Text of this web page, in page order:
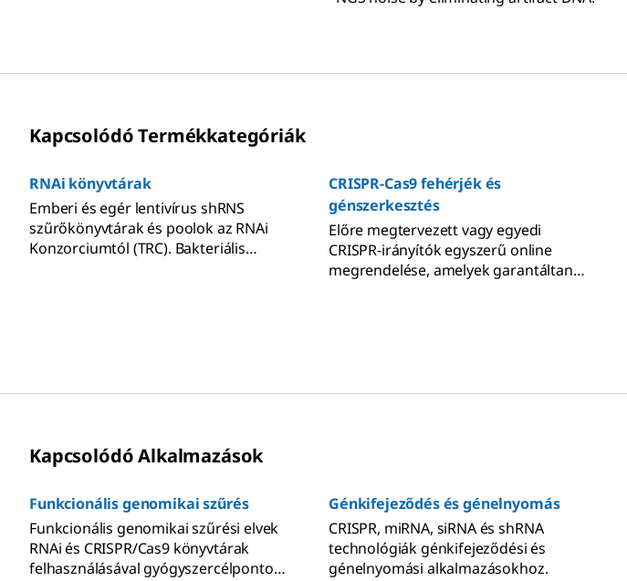
Kapcsolódó Termékkategóriák
RNAi könyvtárak
Emberi és egér lentivírus shRNS
szűrőkönyvtárak és poolok az RNAi
Konzorciumtól (TRC). Bakteriális
CRISPR-Cas9 fehérjék és
génszerkesztés
Előre megtervezett vagy egyedi
CRISPR-irányítók egyszerű online
megrendelése, amelyek garantáltan
lentivírusok széles körű
Kapcsolódó Alkalmazások
Funkcionális genomikai szűrés
Funkcionális genomikai szűrési elvek
RNAi és CRISPR/Cas9 könyvtárak
felhasználásával gyógyszercélpontok
Génkifejeződés és génelnyomás
CRISPR, miRNA, siRNA és shRNA
technológiák génkifejeződési és
génelnyomási alkalmazásokhoz.